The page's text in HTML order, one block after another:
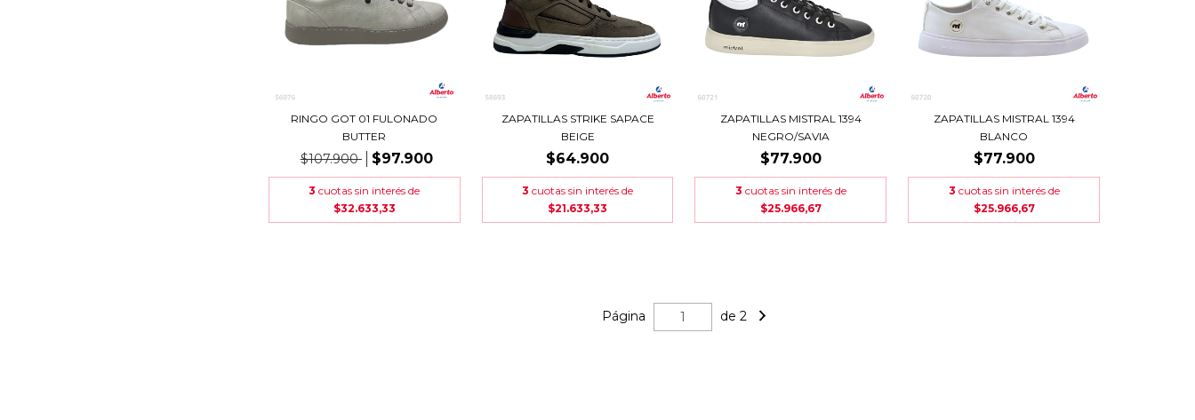
RINGO GOT 01 FULONADO
BUTTER
$107.900 $97.900
3 cuotas sin interés de
$32.633,33
ZAPATILLAS STRIKE SAPACE
BEIGE
$64.900
3 cuotas sin interés de
$21.633,33
ZAPATILLAS MISTRAL 1394
NEGRO/SAVIA
$77.900
3 cuotas sin interés de
$25.966,67
ZAPATILLAS MISTRAL 1394
BLANCO
$77.900
3 cuotas sin interés de
$25.966,67
Página de 2